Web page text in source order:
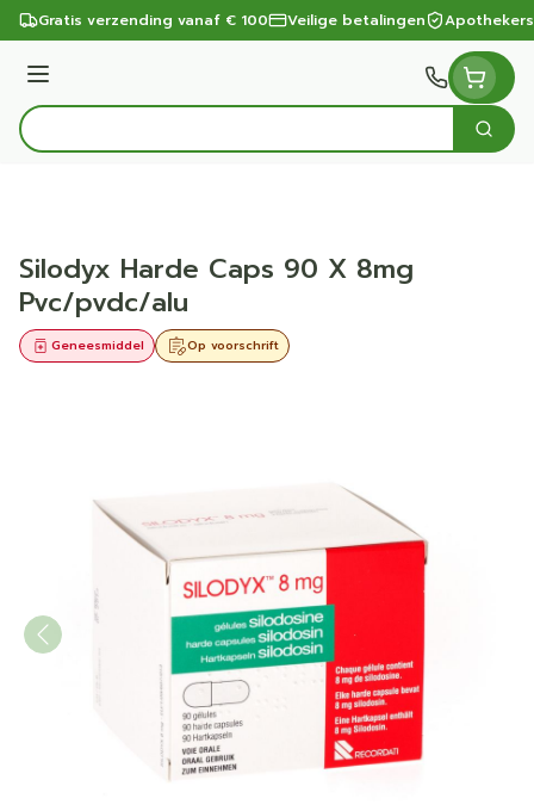
Ga naar de inhoud
Gratis verzending vanaf € 100 Veilige betalingen
Menu
Product, merk, categorie...
Zoek
Silodyx Harde Caps 90 X 8mg
Pvc/pvdc/alu
Op voorschrift
Geneesmiddel